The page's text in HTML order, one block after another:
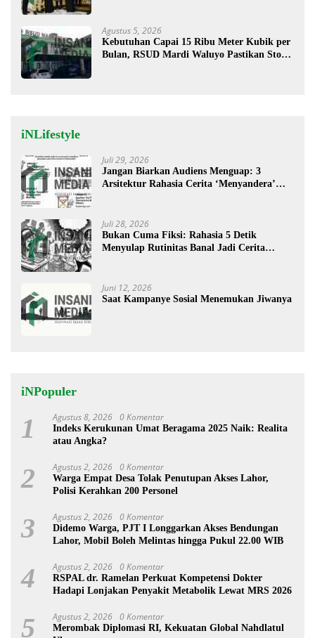
Agustus 5, 2026
Kebutuhan Capai 15 Ribu Meter Kubik per
Bulan, RSUD Mardi Waluyo Pastikan Stok
iNLifestyle
Juli 29, 2026
Jangan Biarkan Audiens Menguap: 3
Arsitektur Rahasia Cerita ‘Menyandera’
Juli 28, 2026
Bukan Cuma Fiksi: Rahasia 5 Detik
Menyulap Rutinitas Banal Jadi Cerita
Juni 12, 2026
Saat Kampanye Sosial Menemukan Jiwanya
iNPopuler
1 Agustus 8, 2026 0 Komentar
Indeks Kerukunan Umat Beragama 2025 Naik: Realita
atau Angka?
2 Agustus 2, 2026 0 Komentar
Warga Empat Desa Tolak Penutupan Akses Lahor,
Polisi Kerahkan 200 Personel
3 Agustus 2, 2026 0 Komentar
Didemo Warga, PJT I Longgarkan Akses Bendungan
Lahor, Mobil Boleh Melintas hingga Pukul 22.00 WIB
4 Agustus 2, 2026 0 Komentar
RSPAL dr. Ramelan Perkuat Kompetensi Dokter
Hadapi Lonjakan Penyakit Metabolik Lewat MRS 2026
5 Agustus 2, 2026 0 Komentar
Merombak Diplomasi RI, Kekuatan Global Nahdlatul